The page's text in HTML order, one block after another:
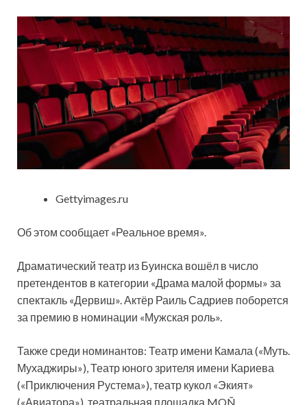
Gettyimages.ru
Об этом сообщает «Реальное время».
Драматический театр из Буинска вошёл в число
претендентов в категории «Драма малой формы» за
спектакль «Дервиш». Актёр Раиль Садриев поборется
за премию в номинации «Мужская роль».
Также среди номинантов: Театр имени Камала («Муть.
Мухаджиры»), Театр юного зрителя имени Кариева
(«Приключения Рустема»), театр кукол «Экият»
(«Авиатора»), театральная площадка MOÑ